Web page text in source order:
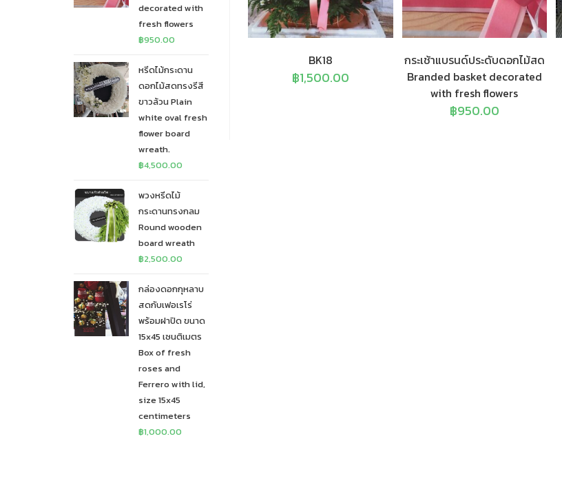
BK18
฿1,500.00
กระเช้าแบรนด์ประดับดอกไม้สด
Branded basket decorated
with fresh flowers
฿950.00
decorated with
fresh flowers
฿950.00
หรีดไม้กระดาน
ดอกไม้สดทรงรีสี
ขาวล้วน Plain
white oval fresh
flower board
wreath.
฿4,500.00
พวงหรีดไม้
กระดานทรงกลม
Round wooden
board wreath
฿2,500.00
กล่องดอกกุหลาบ
สดกับเฟอเรโร่
พร้อมฝาปิด ขนาด
15x45 เซนติเมตร
Box of fresh
roses and
Ferrero with lid,
size 15x45
centimeters
฿1,000.00